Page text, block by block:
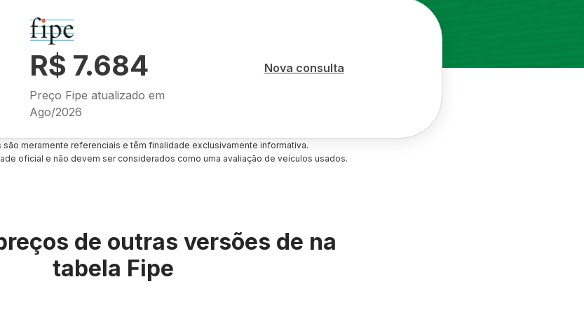
R$ 7.684
Preço Fipe atualizado em
Ago/2026
Nova consulta
meramente referenciais e têm finalidade exclusivamente informativa.
oficial e não devem ser considerados como uma avaliação de veículos usados.
de outras versões de na
tabela Fipe